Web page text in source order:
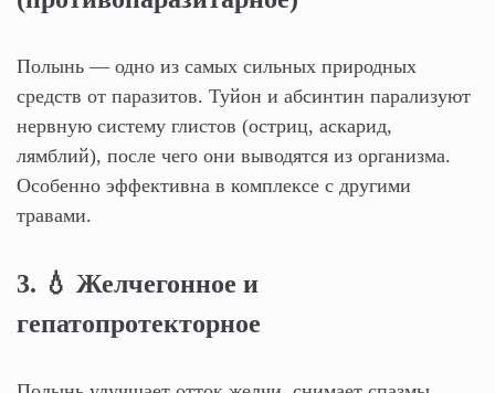
Полынь — одно из самых сильных природных
средств от паразитов. Туйон и абсинтин парализуют
нервную систему глистов (остриц, аскарид,
лямблий), после чего они выводятся из организма.
Особенно эффективна в комплексе с другими
травами.
3. 💧 Желчегонное и
гепатопротекторное